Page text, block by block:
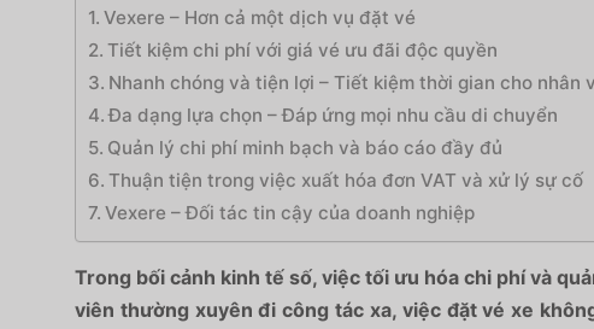
Vexere – Hơn cả một dịch vụ đặt vé
Tiết kiệm chi phí với giá vé ưu đãi độc quyền
Nhanh chóng và tiện lợi – Tiết kiệm thời gian cho nhân
Đa dạng lựa chọn – Đáp ứng mọi nhu cầu di chuyển
Quản lý chi phí minh bạch và báo cáo đầy đủ
Thuận tiện trong việc xuất hóa đơn VAT và xử lý sự cố
Vexere – Đối tác tin cậy của doanh nghiệp
Trong bối cảnh kinh tế số, việc tối ưu hóa chi phí và
viên thường xuyên đi công tác xa, việc đặt vé xe